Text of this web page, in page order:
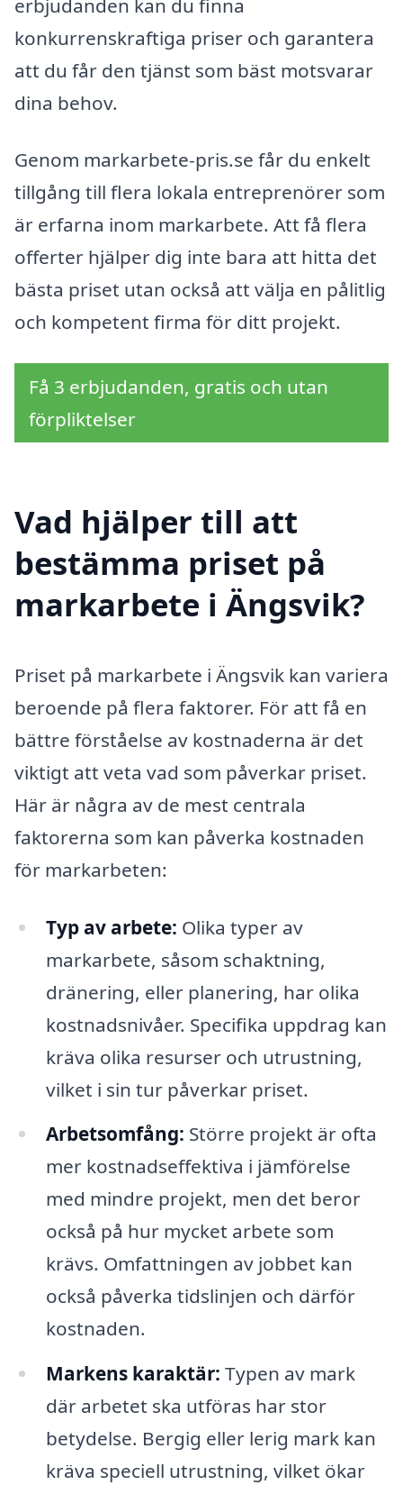
erbjudanden kan du finna
konkurrenskraftiga priser och garantera
att du får den tjänst som bäst motsvarar
dina behov.
Genom markarbete-pris.se får du enkelt
tillgång till flera lokala entreprenörer som
är erfarna inom markarbete. Att få flera
offerter hjälper dig inte bara att hitta det
bästa priset utan också att välja en pålitlig
och kompetent firma för ditt projekt.
Få 3 erbjudanden, gratis och utan
förpliktelser
Vad hjälper till att
bestämma priset på
markarbete i Ängsvik?
Priset på markarbete i Ängsvik kan variera
beroende på flera faktorer. För att få en
bättre förståelse av kostnaderna är det
viktigt att veta vad som påverkar priset.
Här är några av de mest centrala
faktorerna som kan påverka kostnaden
för markarbeten:
Typ av arbete: Olika typer av
markarbete, såsom schaktning,
dränering, eller planering, har olika
kostnadsnivåer. Specifika uppdrag kan
kräva olika resurser och utrustning,
vilket i sin tur påverkar priset.
Arbetsomfång: Större projekt är ofta
mer kostnadseffektiva i jämförelse
med mindre projekt, men det beror
också på hur mycket arbete som
krävs. Omfattningen av jobbet kan
också påverka tidslinjen och därför
kostnaden.
Markens karaktär: Typen av mark
där arbetet ska utföras har stor
betydelse. Bergig eller lerig mark kan
kräva speciell utrustning, vilket ökar